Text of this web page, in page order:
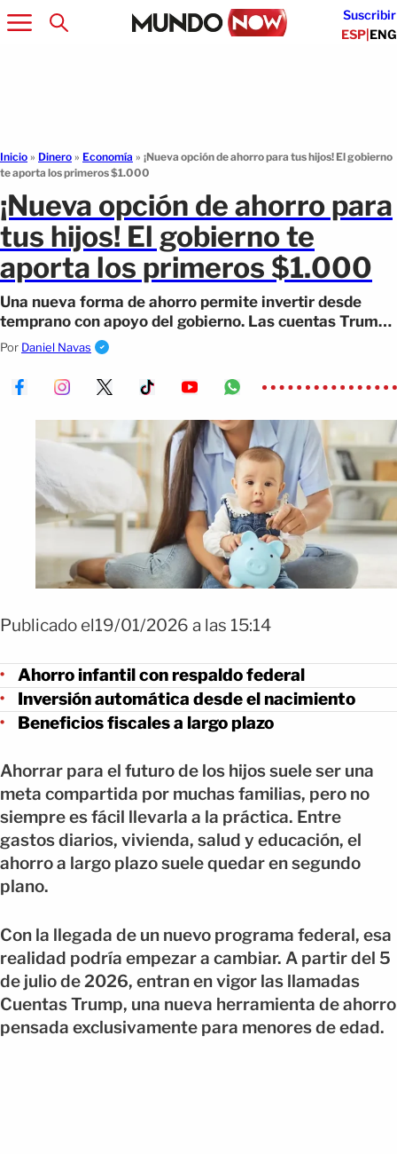
Suscribir
ESP|ENG
Inicio » Dinero » Economía » ¡Nueva opción de ahorro para tus hijos! El gobierno
te aporta los primeros $1.000
¡Nueva opción de ahorro para
tus hijos! El gobierno te
aporta los primeros $1.000
Una nueva forma de ahorro permite invertir desde
temprano con apoyo del gobierno. Las cuentas Trump
de ahorro impulsan el futuro financiero.
Por Daniel Navas
Publicado el19/01/2026 a las 15:14
Ahorro infantil con respaldo federal
Inversión automática desde el nacimiento
Beneficios fiscales a largo plazo
Ahorrar para el futuro de los hijos suele ser una
meta compartida por muchas familias, pero no
siempre es fácil llevarla a la práctica. Entre
gastos diarios, vivienda, salud y educación, el
ahorro a largo plazo suele quedar en segundo
plano.
Con la llegada de un nuevo programa federal, esa
realidad podría empezar a cambiar. A partir del 5
de julio de 2026, entran en vigor las llamadas
Cuentas Trump, una nueva herramienta de ahorro
pensada exclusivamente para menores de edad.